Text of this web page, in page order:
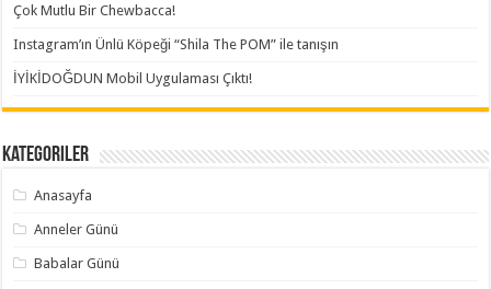
Çok Mutlu Bir Chewbacca!
Instagram’ın Ünlü Köpeği “Shila The POM” ile tanışın
İYİKİDOĞDUN Mobil Uygulaması Çıktı!
Kategoriler
Anasayfa
Anneler Günü
Babalar Günü